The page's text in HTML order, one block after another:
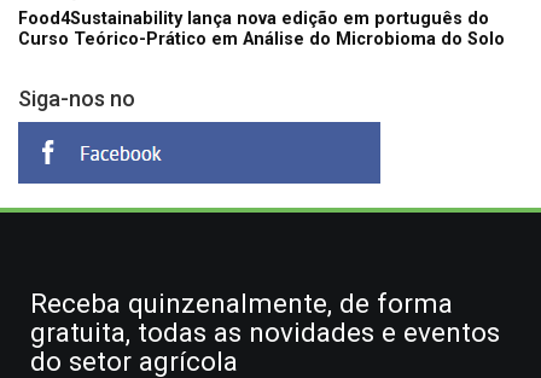
Food4Sustainability lança nova edição em português do
Curso Teórico-Prático em Análise do Microbioma do Solo
Siga-nos no
Receba quinzenalmente, de forma
gratuita, todas as novidades e eventos
do setor agrícola